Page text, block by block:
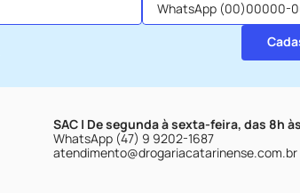
SAC | De segunda à sexta-feira, das 8h
WhatsApp (47) 9 9202-1687
atendimento@drogariacatarinense.com.br